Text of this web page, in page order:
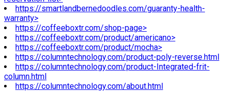
https://smartlandbernedoodles.com/guaranty-health-
warranty>
https://coffeeboxtr.com/shop-page>
https://coffeeboxtr.com/product/americano>
https://coffeeboxtr.com/product/mocha>
https://columntechnology.com/product-poly-reverse.html
https://columntechnology.com/product-Integrated-frit-
column.html
https://columntechnology.com/about.html